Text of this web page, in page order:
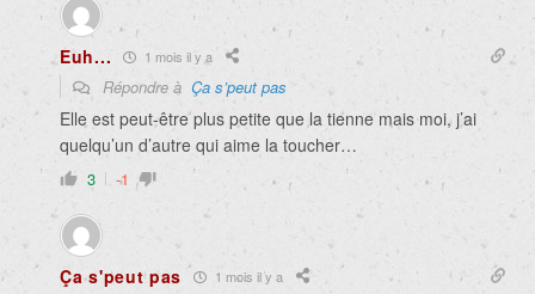
Euh... 1 mois il y a
Répondre à Ça s’peut pas
Elle est peut-être plus petite que la tienne mais moi, j’ai
quelqu’un d’autre qui aime la toucher…
3 -1
Ça s'peut pas 1 mois il y a